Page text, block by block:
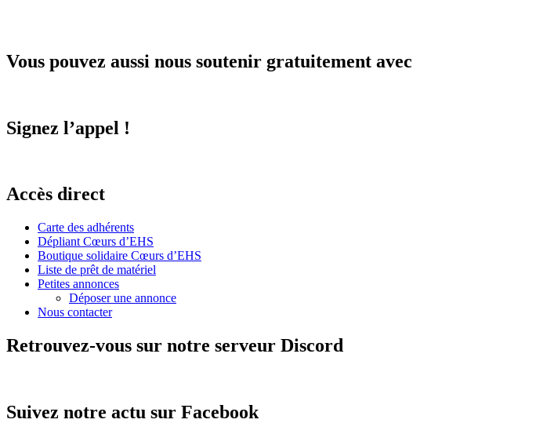
Vous pouvez aussi nous soutenir gratuitement avec
Signez l’appel !
Accès direct
Carte des adhérents
Dépliant Cœurs d’EHS
Boutique solidaire Cœurs d’EHS
Liste de prêt de matériel
Petites annonces
Déposer une annonce
Nous contacter
Retrouvez-vous sur notre serveur Discord
Suivez notre actu sur Facebook